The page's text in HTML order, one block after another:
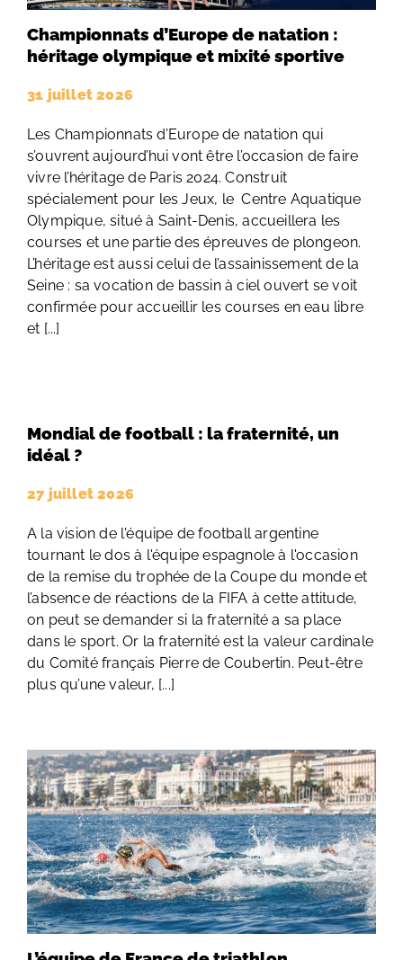
Championnats d’Europe de natation :
héritage olympique et mixité sportive
31 juillet 2026
Les Championnats d’Europe de natation qui
s’ouvrent aujourd’hui vont être l’occasion de faire
vivre l’héritage de Paris 2024. Construit
spécialement pour les Jeux, le Centre Aquatique
Olympique, situé à Saint-Denis, accueillera les
courses et une partie des épreuves de plongeon.
L’héritage est aussi celui de l’assainissement de la
Seine : sa vocation de bassin à ciel ouvert se voit
confirmée pour accueillir les courses en eau libre
et [...]
Mondial de football : la fraternité, un
idéal ?
27 juillet 2026
A la vision de l'équipe de football argentine
tournant le dos à l'équipe espagnole à l'occasion
de la remise du trophée de la Coupe du monde et
l’absence de réactions de la FIFA à cette attitude,
on peut se demander si la fraternité a sa place
dans le sport. Or la fraternité est la valeur cardinale
du Comité français Pierre de Coubertin. Peut-être
plus qu’une valeur, [...]